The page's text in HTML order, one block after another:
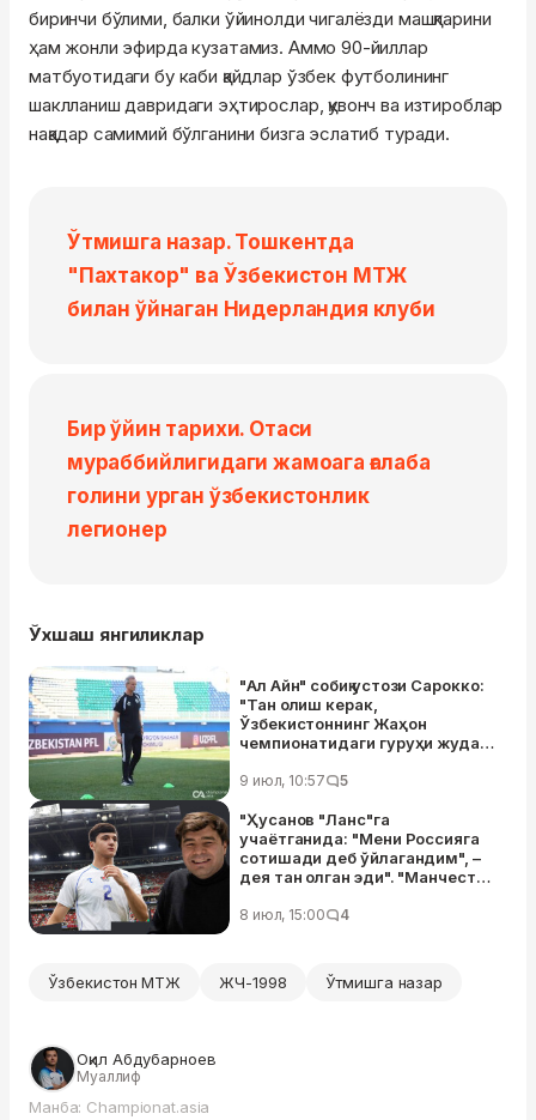
биринчи бўлими, балки ўйинолди чигалёзди машқларини
ҳам жонли эфирда кузатамиз. Аммо 90-йиллар
матбуотидаги бу каби қайдлар ўзбек футболининг
шаклланиш давридаги эҳтирослар, қувонч ва изтироблар
нақадар самимий бўлганини бизга эслатиб туради.
Ўтмишга назар. Тошкентда
"Пахтакор" ва Ўзбекистон МТЖ
билан ўйнаган Нидерландия клуби
Бир ўйин тарихи. Отаси
мураббийлигидаги жамоага ғалаба
голини урган ўзбекистонлик
легионер
Ўхшаш янгиликлар
"Ал Айн" собиқ устози Сарокко:
"Тан олиш керак,
Ўзбекистоннинг Жаҳон
чемпионатидаги гуруҳи жуда
9 июл, 10:57 5
"Ҳусанов "Ланс"га
учаётганида: "Мени Россияга
сотишади деб ўйлагандим", –
дея тан олган эди". "Манчестер
ҳикоялари
8 июл, 15:00 4
Ўзбекистон МТЖ ЖЧ-1998 Ўтмишга назар
Оқил Абдубарноев
Муаллиф
Манба: Championat.asia